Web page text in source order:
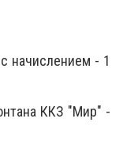
начислением - 1
ККЗ "Мир" -